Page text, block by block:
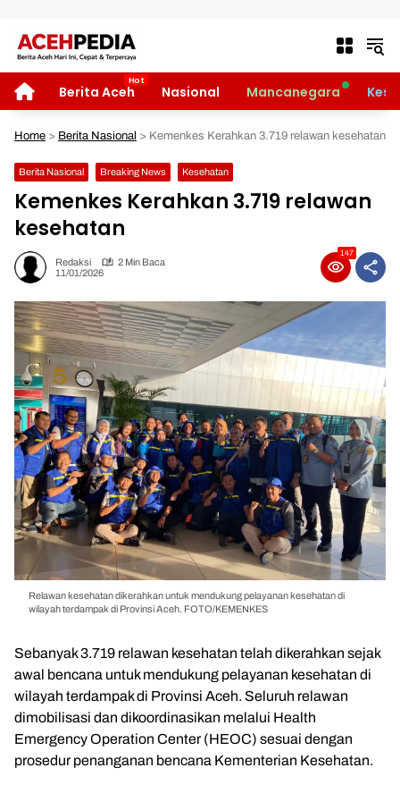
HOMEBerita Aceh Nasional Mancanegara
Home > Berita Nasional > Kemenkes Kerahkan 3.719 relawan kesehatan
Berita Nasional Breaking News Kesehatan
Kemenkes Kerahkan 3.719 relawan
kesehatan
Redaksi
2 Min Baca
11/01/2026
147
Relawan kesehatan dikerahkan untuk mendukung pelayanan kesehatan di
wilayah terdampak di Provinsi Aceh. FOTO/KEMENKES
Sebanyak 3.719 relawan kesehatan telah dikerahkan sejak
awal bencana untuk mendukung pelayanan kesehatan di
wilayah terdampak di Provinsi Aceh. Seluruh relawan
dimobilisasi dan dikoordinasikan melalui Health
Emergency Operation Center (HEOC) sesuai dengan
prosedur penanganan bencana Kementerian Kesehatan.